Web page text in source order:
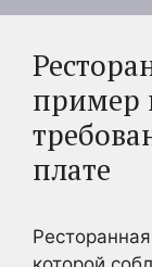
пример
плате